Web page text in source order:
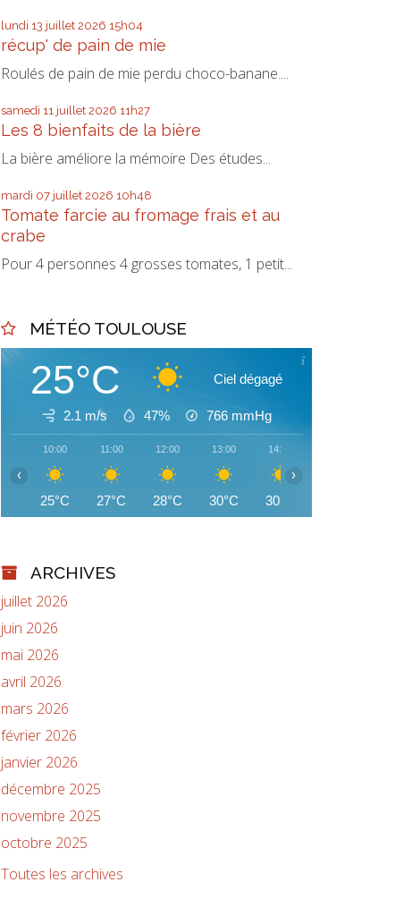
lundi 13 juillet 2026 15h04
récup' de pain de mie
Roulés de pain de mie perdu choco-banane....
samedi 11 juillet 2026 11h27
Les 8 bienfaits de la bière
La bière améliore la mémoire Des études...
mardi 07 juillet 2026 10h48
Tomate farcie au fromage frais et au
crabe
Pour 4 personnes 4 grosses tomates, 1 petit...
MÉTÉO TOULOUSE
25°C Ciel dégagé
2.1 m/s 47% 766 mmHg
10:00
25°C
11:00
27°C
12:00
28°C
13:00
30°C
14:00
30°C
‹ ›
ARCHIVES
juillet 2026
juin 2026
mai 2026
avril 2026
mars 2026
février 2026
janvier 2026
décembre 2025
novembre 2025
octobre 2025
Toutes les archives